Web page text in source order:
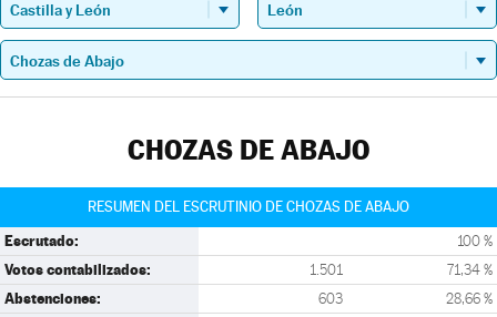
CHOZAS DE ABAJO
RESUMEN DEL ESCRUTINIO DE CHOZAS DE ABAJO
Escrutado: 100 %
Votos contabilizados: 1.501 71,34 %
Abstenciones: 603 28,66 %